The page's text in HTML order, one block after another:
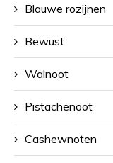
Blauwe rozijnen
Bewust
Walnoot
Pistachenoot
Cashewnoten